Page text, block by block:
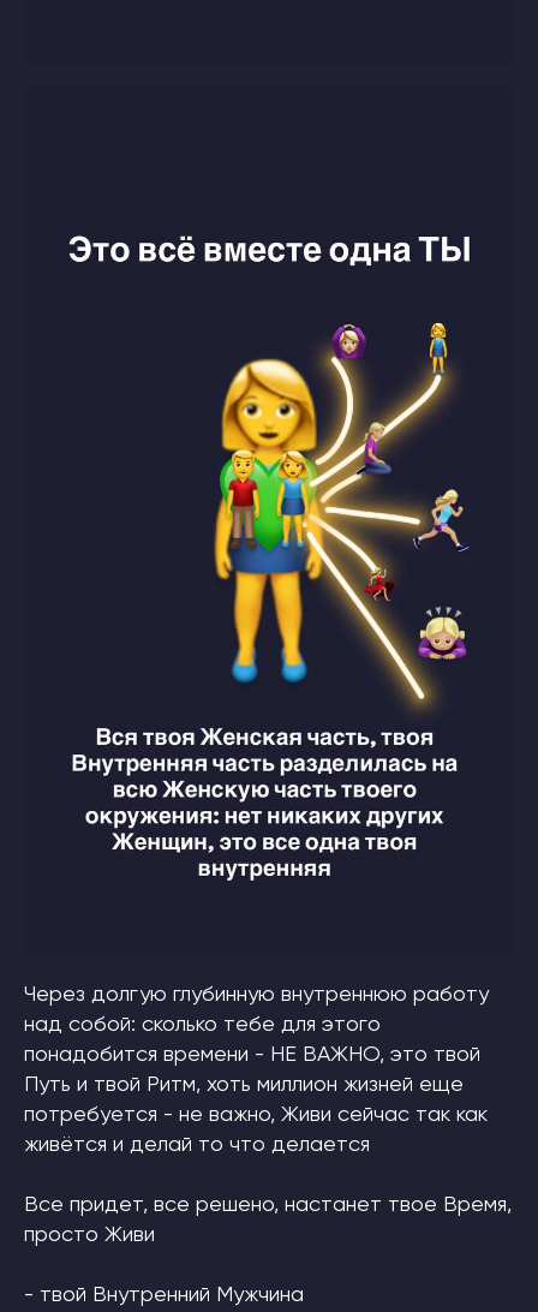
Через долгую глубинную внутреннюю работу
над собой: сколько тебе для этого
понадобится времени - НЕ ВАЖНО, это твой
Путь и твой Ритм, хоть миллион жизней еще
потребуется - не важно, Живи сейчас так как
живётся и делай то что делается
Все придет, все решено, настанет твое Время,
просто Живи
- твой Внутренний Мужчина